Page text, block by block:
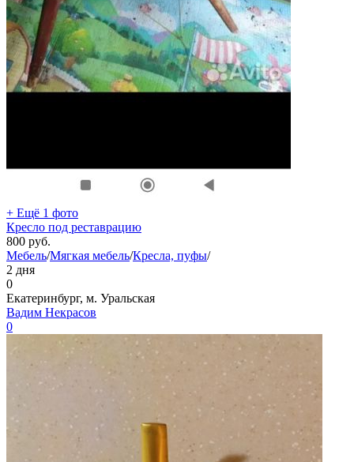
+ Ещё 1 фото
Кресло под реставрацию
800 руб.
Мебель/Мягкая мебель/Кресла, пуфы/
2 дня
0
Екатеринбург, м. Уральская
Вадим Некрасов
0